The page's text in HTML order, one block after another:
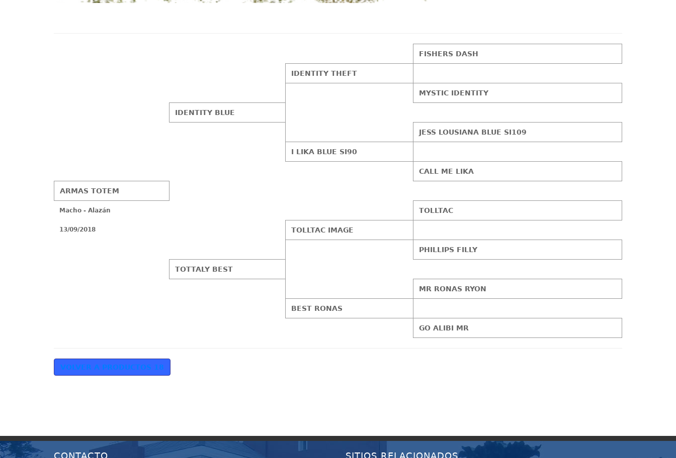
FISHERS DASH
IDENTITY THEFT
MYSTIC IDENTITY
IDENTITY BLUE
JESS LOUSIANA BLUE SI109
I LIKA BLUE SI90
CALL ME LIKA
ARMAS TOTEM
Macho - Alazán TOLLTAC
13/09/2018 TOLLTAC IMAGE
PHILLIPS FILLY
TOTTALY BEST
MR RONAS RYON
BEST RONAS
GO ALIBI MR
VOLVER A PRODUCTOS 18
CONTACTO SITIOS RELACIONADOS